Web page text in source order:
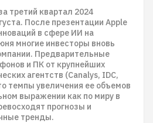
третий квартал 2024
После презентации Apple
в сфере ИИ на
многие инвесторы вновь
Предварительные
и ПК от крупнейших
агентств (Canalys, IDC,
темпы увеличения ее объемов
выражении как по миру в
прогнозы и
тренды.